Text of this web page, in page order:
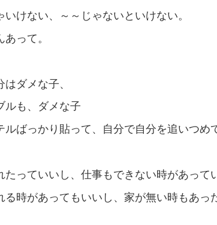
いけない、～～じゃないといけない。
って。
ダメな子、
ルも、ダメな子
ルばっかり貼って、自分で自分を追いつめ
たっていいし、仕事もできない時があって
る時があってもいいし、家が無い時もあっ